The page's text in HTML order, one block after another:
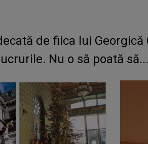
de fiica lui Georgică
Nu o să poată